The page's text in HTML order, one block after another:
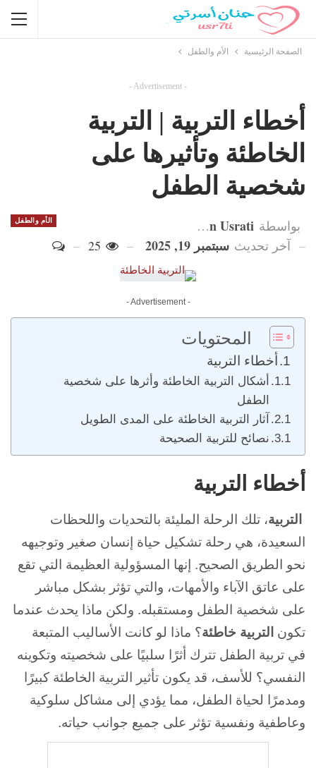
الصفحة الرئيسية الأم والطفل
- Advertisement -
أخطاء التربية | التربية
الخاطئة وتأثيرها على
شخصية الطفل
الأم والطفل بواسطة Hanan Usrati
آخر تحديث سبتمبر 19, 2025
- Advertisement -
المحتويات
أخطاء التربية
أشكال التربية الخاطئة وأثرها على شخصية
الطفل
آثار التربية الخاطئة على المدى الطويل
نصائح للتربية الصحيحة
أخطاء التربية
التربية، تلك الرحلة المليئة بالتحديات واللحظات
السعيدة، هي رحلة تشكيل حياة إنسان صغير وتوجيهه
نحو الطريق الصحيح. إنها المسؤولية العظيمة التي تقع
على عاتق الآباء والأمهات، والتي تؤثر بشكل مباشر
على شخصية الطفل ومستقبله. ولكن ماذا يحدث عندما
تكون التربية خاطئة؟ ماذا لو كانت الأساليب المتبعة
في تربية الطفل تترك أثرًا سلبيًا على شخصيته وتكوينه
النفسي؟ للأسف، قد يكون تأثير التربية الخاطئة كبيرًا
ومدمرًا لحياة الطفل، مما يؤدي إلى مشاكل سلوكية
وعاطفية ونفسية تؤثر على جميع جوانب حياته.